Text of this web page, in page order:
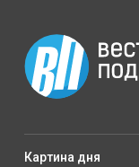
Картина дня